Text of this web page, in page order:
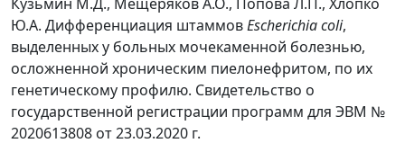
Ю.А. Дифференциация штаммовEscherichia coli,
выделенных у больных мочекаменной болезнью,
осложненной хроническим пиелонефритом, по их
генетическому профилю. Свидетельство о
государственной регистрации программ для ЭВМ №
2020613808 от 23.03.2020 г.